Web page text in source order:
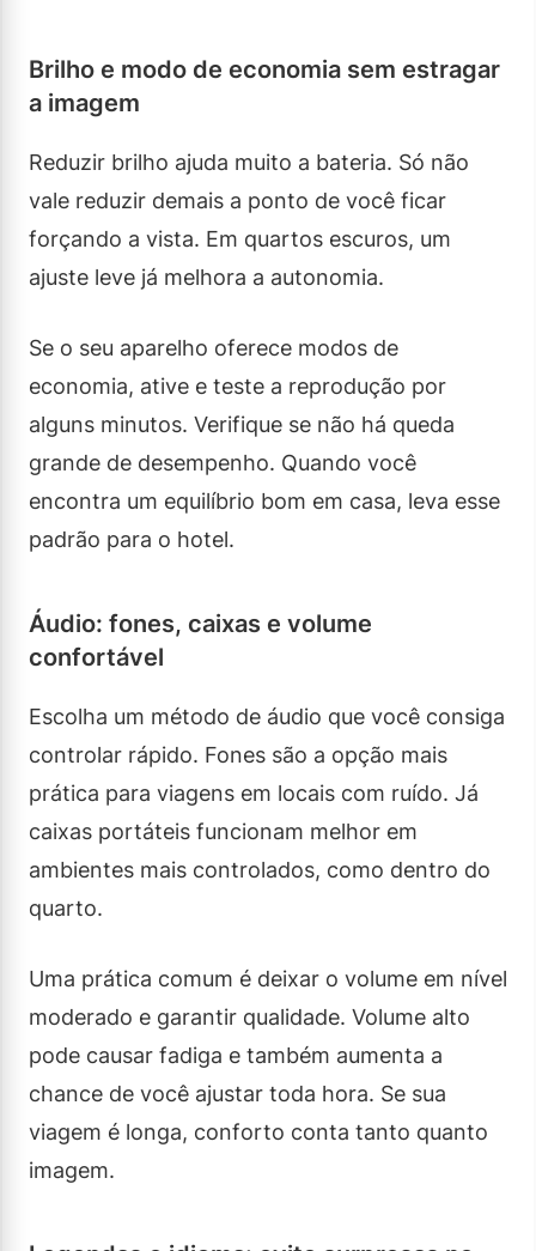
Brilho e modo de economia sem estragar
a imagem
Reduzir brilho ajuda muito a bateria. Só não
vale reduzir demais a ponto de você ficar
forçando a vista. Em quartos escuros, um
ajuste leve já melhora a autonomia.
Se o seu aparelho oferece modos de
economia, ative e teste a reprodução por
alguns minutos. Verifique se não há queda
grande de desempenho. Quando você
encontra um equilíbrio bom em casa, leva esse
padrão para o hotel.
Áudio: fones, caixas e volume
confortável
Escolha um método de áudio que você consiga
controlar rápido. Fones são a opção mais
prática para viagens em locais com ruído. Já
caixas portáteis funcionam melhor em
ambientes mais controlados, como dentro do
quarto.
Uma prática comum é deixar o volume em nível
moderado e garantir qualidade. Volume alto
pode causar fadiga e também aumenta a
chance de você ajustar toda hora. Se sua
viagem é longa, conforto conta tanto quanto
imagem.